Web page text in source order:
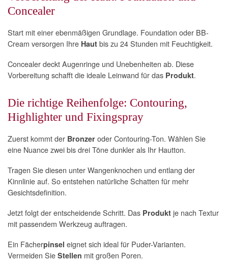
Concealer
Start mit einer ebenmäßigen Grundlage. Foundation oder BB-
Cream versorgen Ihre Haut bis zu 24 Stunden mit Feuchtigkeit.
Concealer deckt Augenringe und Unebenheiten ab. Diese
Vorbereitung schafft die ideale Leinwand für das Produkt.
Die richtige Reihenfolge: Contouring,
Highlighter und Fixingspray
Zuerst kommt der Bronzer oder Contouring-Ton. Wählen Sie
eine Nuance zwei bis drei Töne dunkler als Ihr Hautton.
Tragen Sie diesen unter Wangenknochen und entlang der
Kinnlinie auf. So entstehen natürliche Schatten für mehr
Gesichtsdefinition.
Jetzt folgt der entscheidende Schritt. Das Produkt je nach Textur
mit passendem Werkzeug auftragen.
Ein Fächerpinsel eignet sich ideal für Puder-Varianten.
Vermeiden Sie Stellen mit großen Poren.